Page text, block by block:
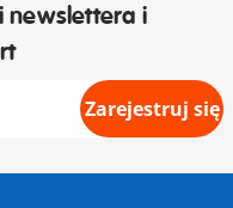
newslettera i
Zarejestruj się